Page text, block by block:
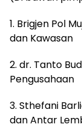
1. Brigjen Pol
dan Kawasan
2. dr. Tanto
Pengusahaan
3. Sthefani
dan Antar